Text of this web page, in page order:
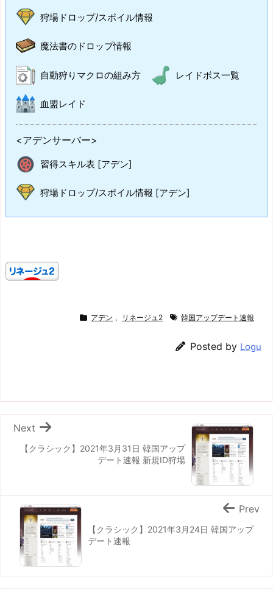
狩場ドロップ/スポイル情報
魔法書のドロップ情報
自動狩りマクロの組み方 レイドボス一覧
血盟レイド
<アデンサーバー>
習得スキル表 [アデン]
狩場ドロップ/スポイル情報 [アデン]
アデン , リネージュ2 韓国アップデート速報
Posted by Logu
【クラシック】2021年3月31日 韓国アップ
デート速報 新規ID狩場
Next
【クラシック】2021年3月24日 韓国アップ
デート速報
Prev